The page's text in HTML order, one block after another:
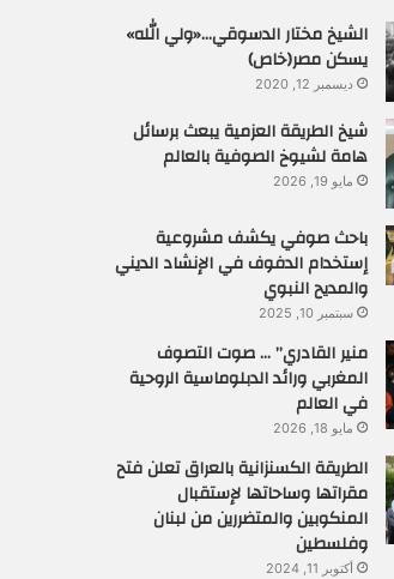
الشيخ مختار الدسوقي…«ولي الله»
يسكن مصر(خاص)
ديسمبر 12, 2020
شيخ الطريقة العزمية يبعث برسائل
هامة لشيوخ الصوفية بالعالم
مايو 19, 2026
باحث صوفي يكشف مشروعية
إستخدام الدفوف في الإنشاد الديني
والمديح النبوي
سبتمبر 10, 2025
منير القادري” … صوت التصوف
المغربي ورائد الدبلوماسية الروحية
في العالم
مايو 18, 2026
الطريقة الكسنزانية بالعراق تعلن فتح
مقراتها وساحاتها لإستقبال
المنكوبين والمتضررين من لبنان
وفلسطين
أكتوبر 11, 2024